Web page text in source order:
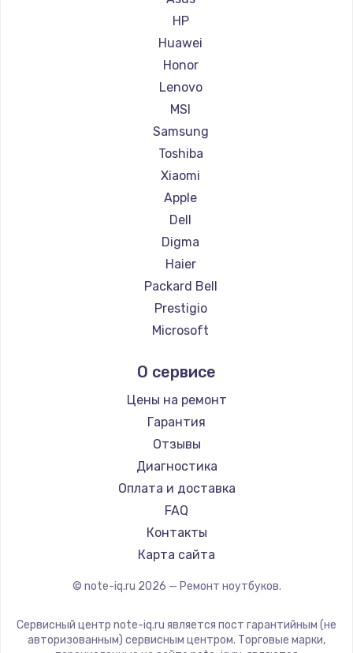
Ремонт ноутбуков Aorus
Ремонт ноутбуков Maibenben
Ремонт ноутбуков Getac
Ремонт ноутбуков Epson
Ремонт ноутбуков Philips
Ремонт ноутбуков LG
Ремонт ноутбуков Panasonic
Ремонт ноутбуков Irbis
Ремонт ноутбуков Thunderobot
Ремонт ноутбуков Hasee
Ремонт ноутбуков ZTE
Ремонт ноутбуков Hiper
Ремонт ноутбуков Evga
Ремонт ноутбуков Google
Ремонт ноутбуков Echips
Ремонт ноутбуков Predator
Ремонт ноутбуков iru
Ремонт ноутбуков Machenike
Ремонт ноутбуков DEXP
Ремонт ноутбуков Teclast
Ремонт ноутбуков CHUWI
Ремонт ноутбуков Colorful
HP
Huawei
Honor
Lenovo
MSI
Samsung
Toshiba
Xiaomi
Apple
Dell
Digma
Haier
Packard Bell
Prestigio
Microsoft
Aquarius
Gigabyte
Aorus
Maibenben
Getac
Epson
Philips
LG
Panasonic
ZTE
О сервисе
Цены на ремонт
Гарантия
Отзывы
Диагностика
Оплата и доставка
FAQ
Контакты
Карта сайта
© note-iq.ru 2026 — Ремонт ноутбуков.
Сервисный центр note-iq.ru является пост гарантийным (не
авторизованным) сервисным центром. Торговые марки,